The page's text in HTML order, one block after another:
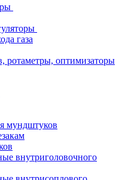
газа
ротаметры, оптимизаторы
мундштуков
внутриголовочного